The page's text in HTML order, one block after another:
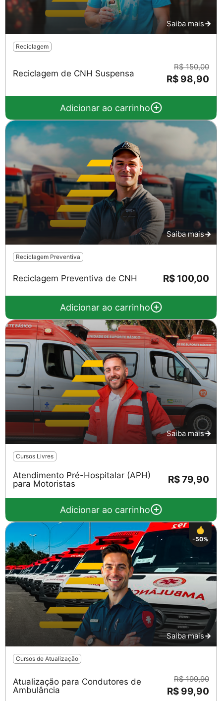
Saiba mais
Reciclagem
Reciclagem de CNH Suspensa
R$ 150,00
R$ 98,90
Adicionar ao carrinho
Saiba mais
Reciclagem Preventiva
Reciclagem Preventiva de CNH R$ 100,00
Adicionar ao carrinho
Saiba mais
Cursos Livres
Atendimento Pré-Hospitalar (APH)
para Motoristas
R$ 79,90
Adicionar ao carrinho
-50%
Saiba mais
Cursos de Atualização
Atualização para Condutores de
Ambulância
R$ 199,90
R$ 99,90